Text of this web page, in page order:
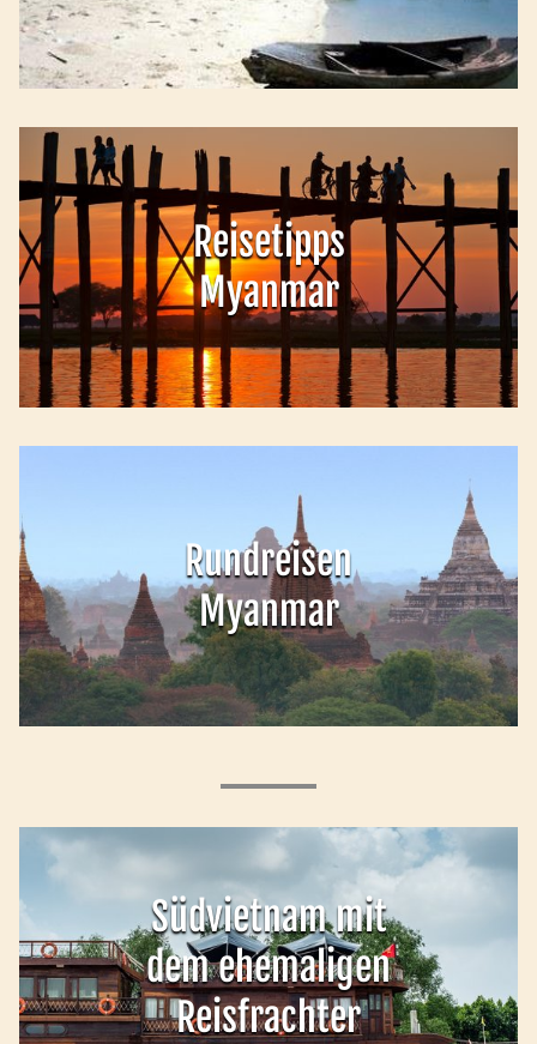
Reisetipps
Myanmar
Rundreisen
Myanmar
Südvietnam mit
dem ehemaligen
Reisfrachter